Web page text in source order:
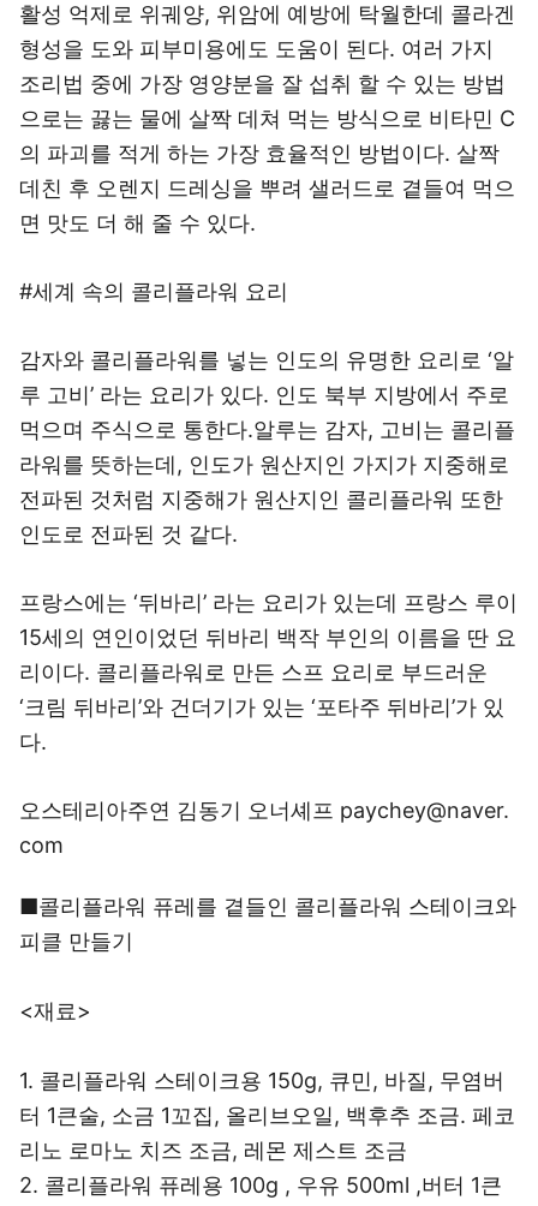
활성 억제로 위궤양, 위암에 예방에 탁월한데 콜라겐
형성을 도와 피부미용에도 도움이 된다. 여러 가지
조리법 중에 가장 영양분을 잘 섭취 할 수 있는 방법
으로는 끓는 물에 살짝 데쳐 먹는 방식으로 비타민 C
의 파괴를 적게 하는 가장 효율적인 방법이다. 살짝
데친 후 오렌지 드레싱을 뿌려 샐러드로 곁들여 먹으
면 맛도 더 해 줄 수 있다.
#세계 속의 콜리플라워 요리
감자와 콜리플라워를 넣는 인도의 유명한 요리로 ‘알
루 고비’ 라는 요리가 있다. 인도 북부 지방에서 주로
먹으며 주식으로 통한다.알루는 감자, 고비는 콜리플
라워를 뜻하는데, 인도가 원산지인 가지가 지중해로
전파된 것처럼 지중해가 원산지인 콜리플라워 또한
인도로 전파된 것 같다.
프랑스에는 ‘뒤바리’ 라는 요리가 있는데 프랑스 루이
15세의 연인이었던 뒤바리 백작 부인의 이름을 딴 요
리이다. 콜리플라워로 만든 스프 요리로 부드러운
‘크림 뒤바리’와 건더기가 있는 ‘포타주 뒤바리’가 있
다.
오스테리아주연 김동기 오너셰프 paychey@naver.
com
■콜리플라워 퓨레를 곁들인 콜리플라워 스테이크와
피클 만들기
<재료>
1. 콜리플라워 스테이크용 150g, 큐민, 바질, 무염버
터 1큰술, 소금 1꼬집, 올리브오일, 백후추 조금. 페코
리노 로마노 치즈 조금, 레몬 제스트 조금
2. 콜리플라워 퓨레용 100g , 우유 500ml ,버터 1큰